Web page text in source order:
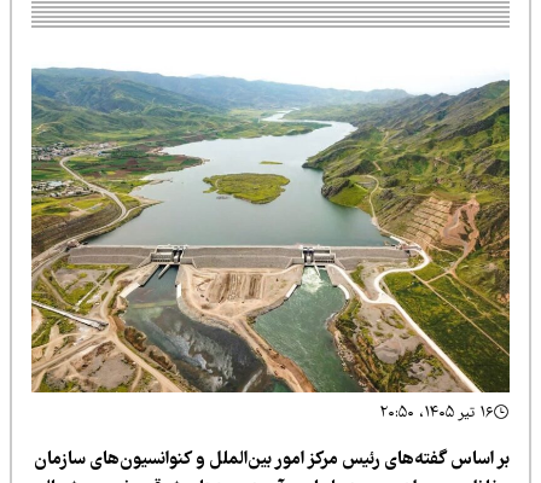
اساس گفته‌های رئیس مرکز امور بین‌الملل و کنوانسیون‌های سازمان